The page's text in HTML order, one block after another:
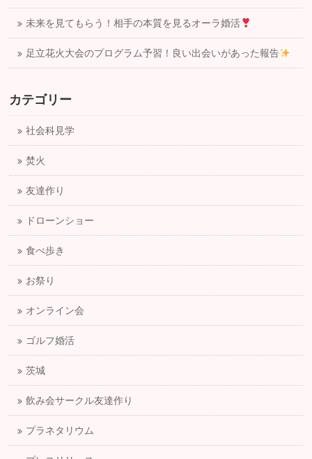
未来を見てもらう！相手の本質を見るオーラ婚活
足立花火大会のプログラム予習！良い出会いがあった報告
カテゴリー
社会科見学
焚火
友達作り
ドローンショー
食べ歩き
お祭り
オンライン会
ゴルフ婚活
茨城
飲み会サークル友達作り
プラネタリウム